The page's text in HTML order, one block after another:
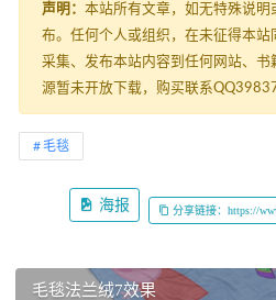
声明： 本站所有文章，如无特殊说明
布。任何个人或组织，在未征得本站
采集、发布本站内容到任何网站、书
源暂未开放下载，购买联系
毛毯
海报 分享链接：https://
毛毯法兰绒7效果